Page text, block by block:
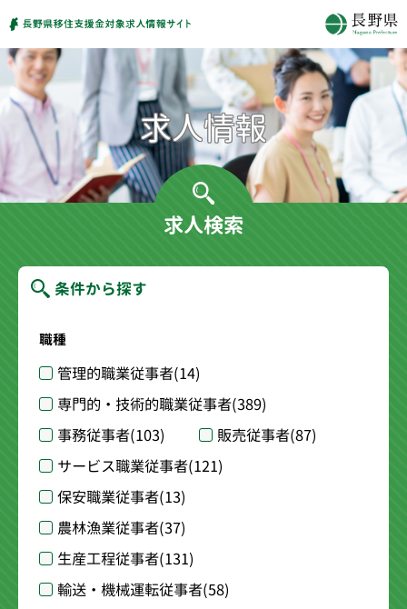
求人検索
条件から探す
職種
管理的職業従事者(14)
専門的・技術的職業従事者(389)
事務従事者(103) 販売従事者(87)
サービス職業従事者(121)
保安職業従事者(13)
農林漁業従事者(37)
生産工程従事者(131)
輸送・機械運転従事者(58)